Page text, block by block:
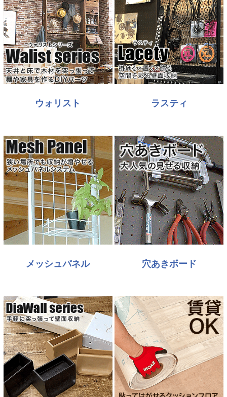
ウォリスト ラスティ
メッシュパネル 穴あきボード